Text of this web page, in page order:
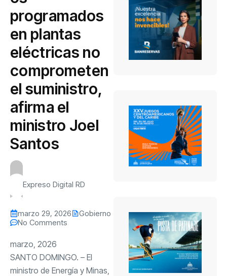
programados
en plantas
eléctricas no
comprometen
el suministro,
afirma el
ministro Joel
Santos
Expreso Digital RD
marzo 29, 2026
Gobierno
No Comments
marzo, 2026
SANTO DOMINGO. – El
ministro de Energía y Minas,